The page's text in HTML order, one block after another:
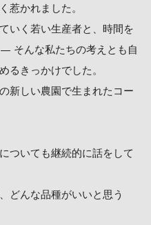
惹かれました。
いく若い生産者と、時間を
そんな私たちの考えとも自
るきっかけでした。
新しい農園で生まれたコー
ついても継続的に話をして
どんな品種がいいと思う